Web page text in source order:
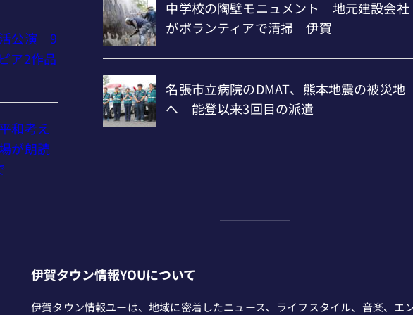
活公演 9
ア2作品
和考え
が朗読
伊賀タウン情報YOUについて
伊賀タウン情報ユーは、地域に密着したニュース、ライフスタイル、音楽、エ